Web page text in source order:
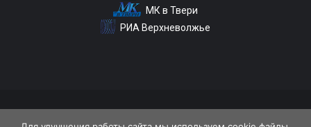
МК в Твери
РИА Верхневолжье